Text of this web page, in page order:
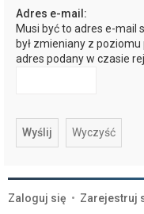
Adres e-mail:
Musi być to adres e-mail
był zmieniany z
adres podany w czasie
Zaloguj się • Zarejestruj